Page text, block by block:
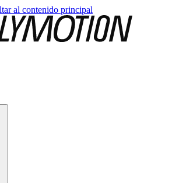
al contenido principal